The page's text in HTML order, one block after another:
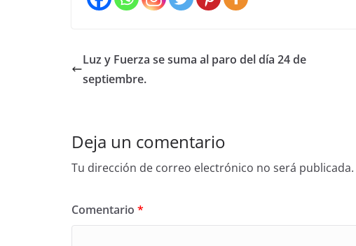
Luz y Fuerza se suma al paro del día 24 de
septiembre.
Deja un comentario
Tu dirección de correo electrónico no será publicada.
Comentario *